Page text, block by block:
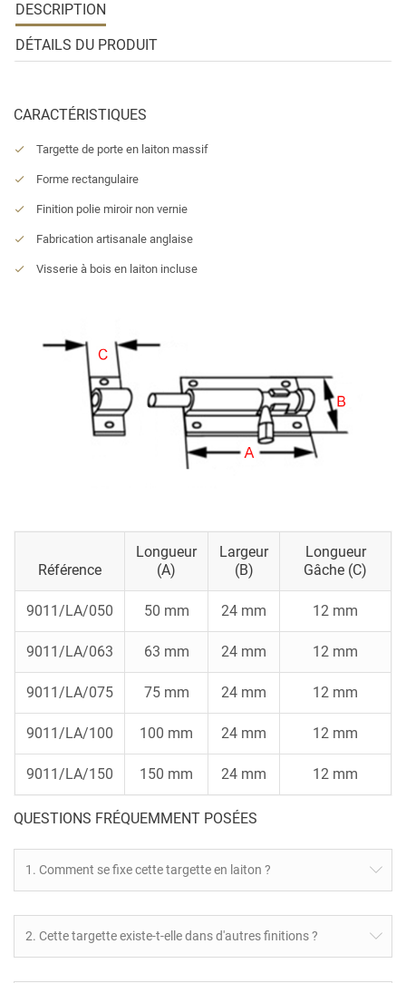
DESCRIPTION
DÉTAILS DU PRODUIT
CARACTÉRISTIQUES
Targette de porte en laiton massif
Forme rectangulaire
Finition polie miroir non vernie
Fabrication artisanale anglaise
Visserie à bois en laiton incluse
Référence
Longueur
(A)
Largeur
(B)
Longueur
Gâche (c)
9011/LA/050 50 mm 24 mm 12 mm
9011/LA/063 63 mm 24 mm 12 mm
9011/LA/075 75 mm 24 mm 12 mm
9011/LA/100 100 mm 24 mm 12 mm
9011/LA/150 150 mm 24 mm 12 mm
QUESTIONS FRÉQUEMMENT POSÉES
1. Comment se fixe cette targette en laiton ?
2. Cette targette existe-t-elle dans d'autres finitions ?